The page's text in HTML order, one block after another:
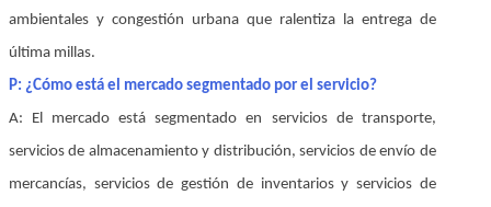
ambientales y congestión urbana que ralentiza la entrega de
última millas.
P: ¿Cómo está el mercado segmentado por el servicio?
A: El mercado está segmentado en servicios de transporte,
servicios de almacenamiento y distribución, servicios de envío de
mercancías, servicios de gestión de inventarios y servicios de